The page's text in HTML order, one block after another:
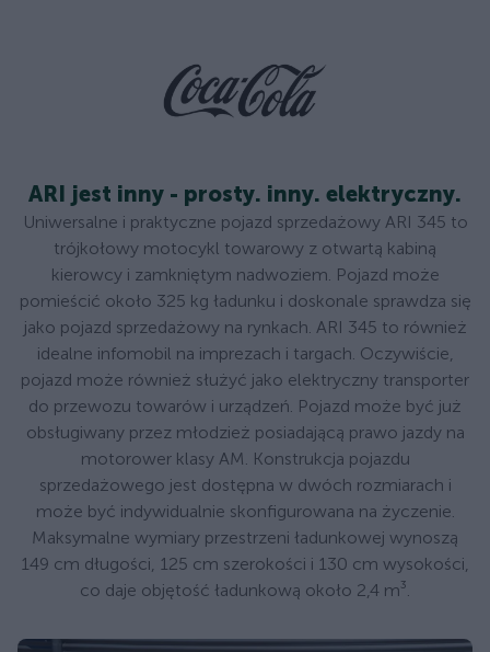
ARI jest inny - prosty. inny. elektryczny.
Uniwersalne i praktyczne pojazd sprzedażowy ARI 345 to
trójkołowy motocykl towarowy z otwartą kabiną
kierowcy i zamkniętym nadwoziem. Pojazd może
pomieścić około 325 kg ładunku i doskonale sprawdza się
jako pojazd sprzedażowy na rynkach. ARI 345 to również
idealne infomobil na imprezach i targach. Oczywiście,
pojazd może również służyć jako elektryczny transporter
do przewozu towarów i urządzeń. Pojazd może być już
obsługiwany przez młodzież posiadającą prawo jazdy na
motorower klasy AM. Konstrukcja pojazdu
sprzedażowego jest dostępna w dwóch rozmiarach i
może być indywidualnie skonfigurowana na życzenie.
Maksymalne wymiary przestrzeni ładunkowej wynoszą
149 cm długości, 125 cm szerokości i 130 cm wysokości,
co daje objętość ładunkową około 2,4 m³.